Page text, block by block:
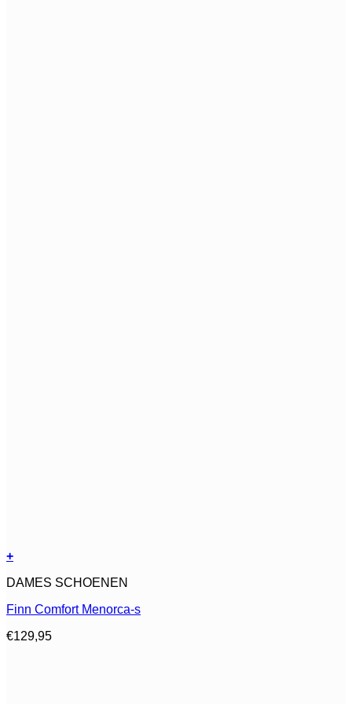
+
product
meerdere
Deze
DAMES SCHOENEN
Finn Comfort Menorca-s
€129,95